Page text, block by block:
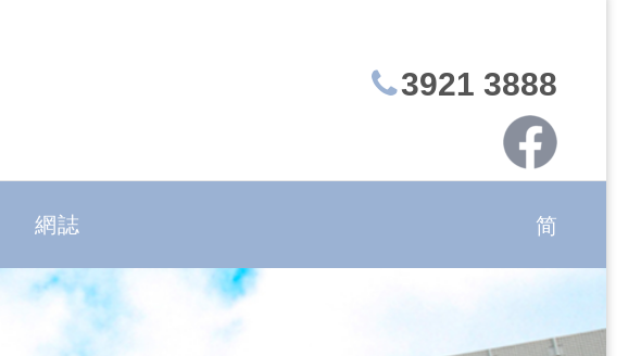
3921 3888
網誌 简